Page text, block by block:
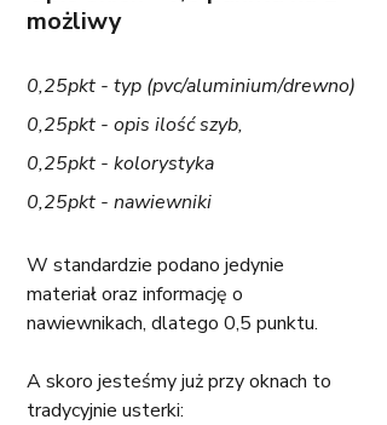
możliwy
0,25pkt - typ (pvc/aluminium/drewno)
0,25pkt - opis ilość szyb,
0,25pkt - kolorystyka
0,25pkt - nawiewniki
W standardzie podano jedynie
materiał oraz informację o
nawiewnikach, dlatego 0,5 punktu.
A skoro jesteśmy już przy oknach to
tradycyjnie usterki: